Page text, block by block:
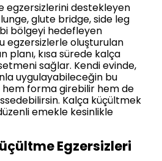
egzersizlerini destekleyen
glute bridge, side leg
bölgeyi hedefleyen
egzersizlerle oluşturulan
planı, kısa sürede kalça
sağlar. Kendi evinde,
uygulayabileceğin bu
hem forma girebilir hem de
Kalça küçültmek
emekle kesinlikle
Egzersizleri